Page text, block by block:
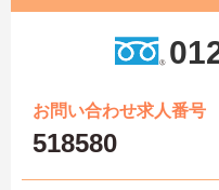
お問い合わせ求人番号
518580